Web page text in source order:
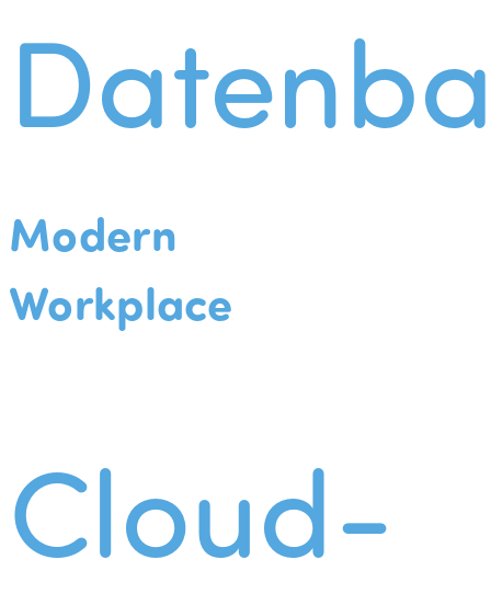
Modern
Workplace
Cloud-